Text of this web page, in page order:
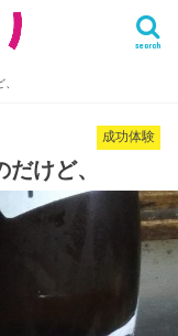
search
成功体験
けど、